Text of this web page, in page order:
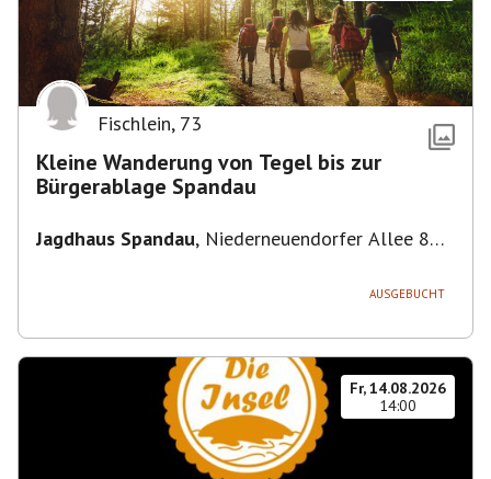
Fischlein, 73
Kleine Wanderung von Tegel bis zur
Bürgerablage Spandau
Jagdhaus Spandau, Niederneuendorfer Allee 80,
AUSGEBUCHT
Fr, 14.08.2026
14:00